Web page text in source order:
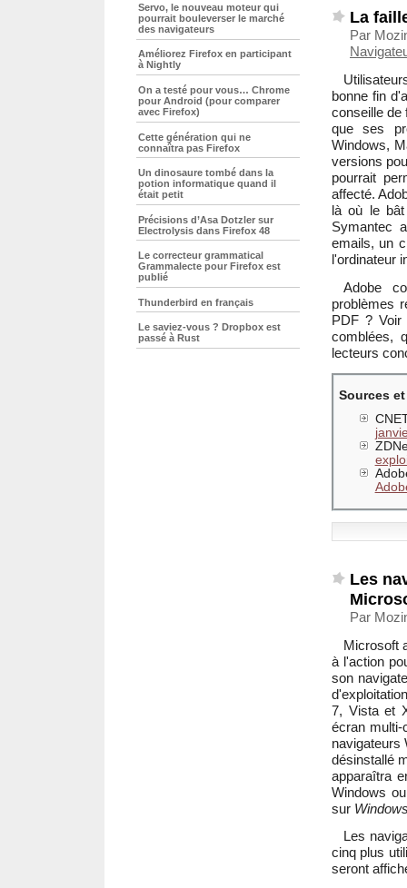
La
Par
bonne fin
conseille de
que ses
Windows,
versions
pourrait
affecté.
là où le bât
Symantec
emails, un
l'ordinateur
Adobe
problèmes
PDF ?
comblées,
lecteurs
Sources
Les
Par
Microsoft
à l'action
son
7, Vista et
écran multi-
navigateurs
désinstallé
apparaîtra
Windows
sur
Les
cinq plus
seront
Servo, le nouveau moteur qui
pourrait bouleverser le marché
des navigateurs
Améliorez Firefox en participant
à Nightly
On a testé pour vous… Chrome
pour Android (pour comparer
avec Firefox)
Cette génération qui ne
connaîtra pas Firefox
Un dinosaure tombé dans la
potion informatique quand il
était petit
Précisions d’Asa Dotzler sur
Electrolysis dans Firefox 48
Le correcteur grammatical
Grammalecte pour Firefox est
publié
Thunderbird en français
Le saviez-vous ? Dropbox est
passé à Rust